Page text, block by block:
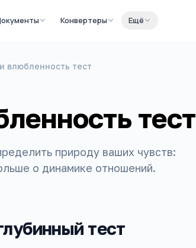
Конвертеры Ещё
влюбленность тест
тест
природу ваших чувств:
о динамике отношений.
тест